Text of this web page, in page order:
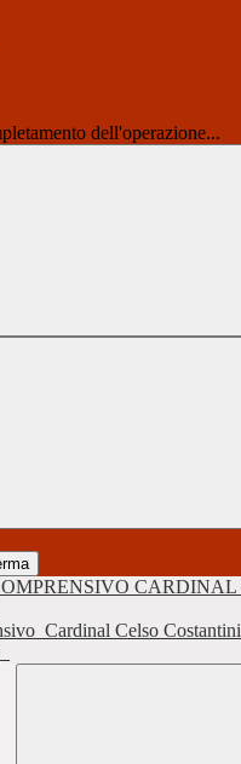
dell'operazione...
Cardinal Celso Costantini